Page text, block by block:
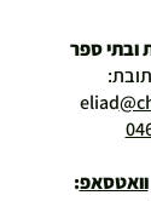
ובתי ספר
eliad
וואטסאפ: